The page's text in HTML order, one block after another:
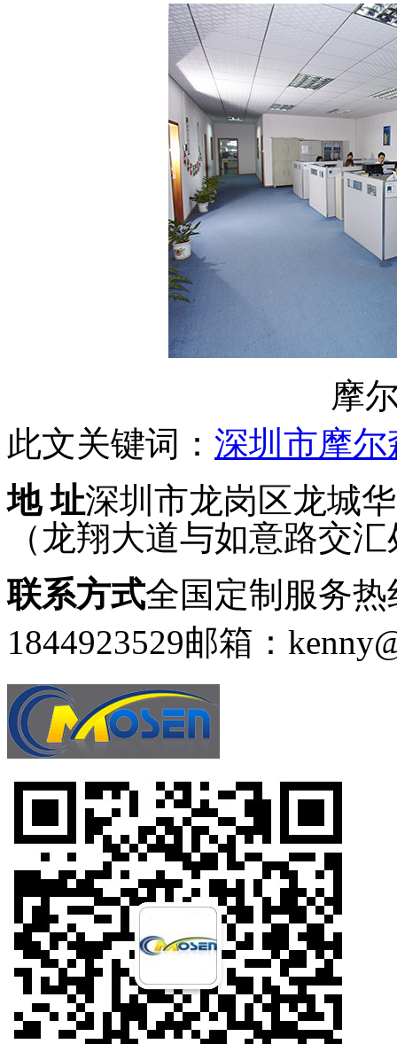
摩
此文关键词： 深圳市摩
地 址深圳市龙岗区龙城
（龙翔大道与如意路交
联系方式全国定制服务热
1844923529邮箱：